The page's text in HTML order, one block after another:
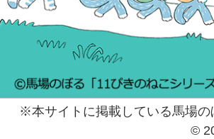
※本サイトに掲載している馬場
©